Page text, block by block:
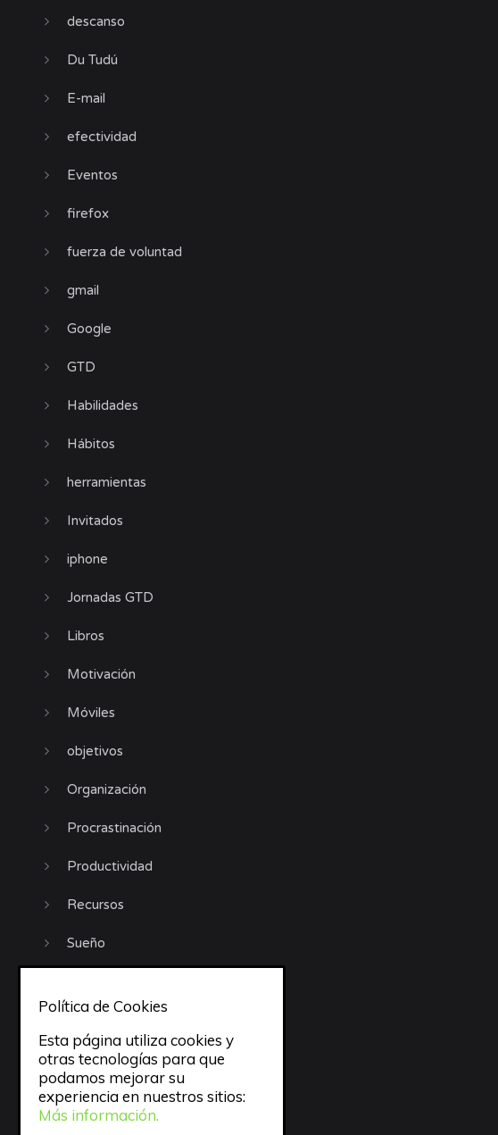
descanso
Du Tudú
E-mail
efectividad
Eventos
firefox
fuerza de voluntad
gmail
Google
GTD
Habilidades
Hábitos
herramientas
Invitados
iphone
Jornadas GTD
Libros
Motivación
Móviles
objetivos
Organización
Procrastinación
Productividad
Recursos
Sueño
Trucos
Uncategorized
Política de Cookies
Esta página utiliza cookies y
otras tecnologías para que
podamos mejorar su
experiencia en nuestros sitios:
Más información.